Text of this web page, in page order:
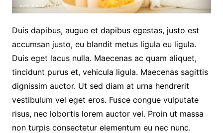
Duis dapibus, augue et dapibus egestas, justo est
accumsan justo, eu blandit metus ligula eu ligula.
Duis eget lacus nulla. Maecenas ac quam aliquet,
tincidunt purus et, vehicula ligula. Maecenas sagittis
dignissim auctor. Ut sed diam at urna hendrerit
vestibulum vel eget eros. Fusce congue vulputate
risus, nec lobortis lorem auctor vel. Proin ut massa
non turpis consectetur elementum eu nec nunc.